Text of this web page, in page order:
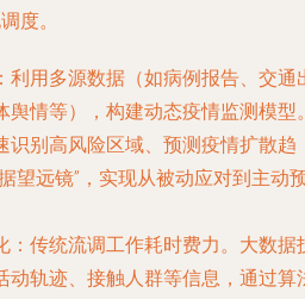
度。
：利用多源数据（如病例报告、交通
舆情等），构建动态疫情监测模型
识别高风险区域、预测疫情扩散趋
望远镜”，实现从被动应对到主动
：传统流调工作耗时费力。大数据
动轨迹、接触人群等信息，通过算